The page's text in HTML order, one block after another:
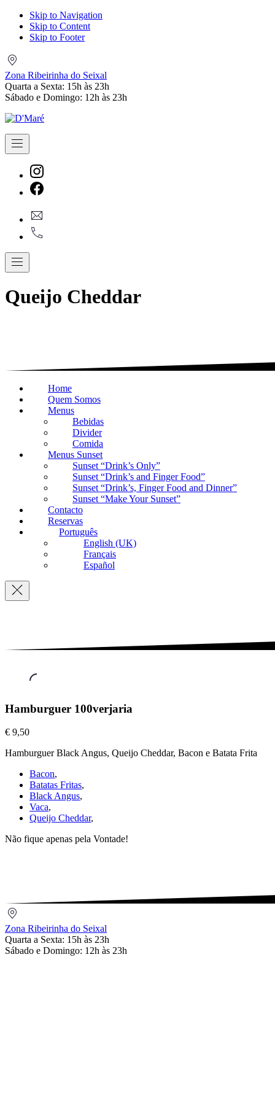
Skip to Navigation
Skip to Content
Skip to Footer
do
Seixal
Zona Ribeirinha do Seixal
Quarta a Sexta: 15h às 23h
Sábado e Domingo: 12h às 23h
Navigation
New
Window
Window
Navigation
Queijo Cheddar
Home
Quem Somos
Menus
Bebidas
Divider
Comida
Menus Sunset
Sunset “Drink’s Only”
Sunset “Drink’s and Finger Food”
Sunset “Drink’s, Finger Food and Dinner”
Sunset “Make Your Sunset”
Contacto
Reservas
Português
English (UK)
Français
Español
Navigation
100verjaria
9,50
Hamburguer 100verjaria
€ 9,50
Hamburguer Black Angus, Queijo Cheddar, Bacon e Batata Frita
Bacon,
Batatas Fritas,
Black Angus,
Vaca,
Queijo Cheddar,
Não fique apenas pela Vontade!
do
Seixal
Zona Ribeirinha do Seixal
Quarta a Sexta: 15h às 23h
Sábado e Domingo: 12h às 23h